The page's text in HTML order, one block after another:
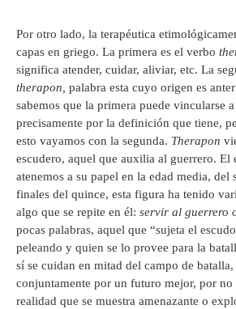
Por otro lado, la terapéutica
capas en griego. La primera es el verbo
significa atender, cuidar, aliviar, etc. La
therapon, palabra esta cuyo origen es
sabemos que la primera puede vincularse
precisamente por la definición que tiene,
esto vayamos con la segunda. Therapon
escudero, aquel que auxilia al guerrero. El
atenemos a su papel en la edad media, del
finales del quince, esta figura ha tenido
algo que se repite en él: servir al guerrero
pocas palabras, aquel que “sujeta el
peleando y quien se lo provee para la
sí se cuidan en mitad del campo de
conjuntamente por un futuro mejor, por no
realidad que se muestra amenazante o